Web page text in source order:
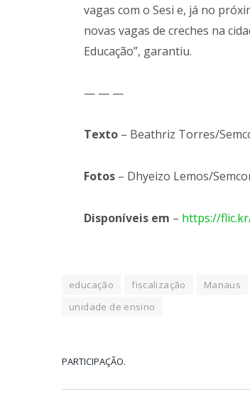
vagas com o Sesi e, já no
novas vagas de creches na
Educação”, garantiu.
— — —
Texto – Beathriz Torres/
Fotos – Dhyeizo Lemos/
Disponíveis em – https://
educação fiscalização Manaus
unidade de ensino
PARTICIPAÇÃO.